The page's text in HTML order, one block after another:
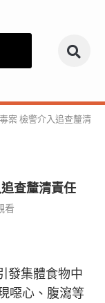
案 檢警介入追查釐清
查釐清責任
看
發集體食物中
噁心、腹瀉等